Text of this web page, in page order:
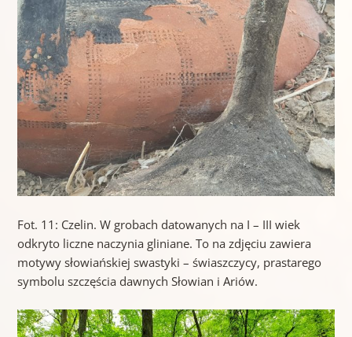
Fot. 11: Czelin. W grobach datowanych na I – III wiek
odkryto liczne naczynia gliniane. To na zdjęciu zawiera
motywy słowiańskiej swastyki – świaszczycy, prastarego
symbolu szczęścia dawnych Słowian i Ariów.